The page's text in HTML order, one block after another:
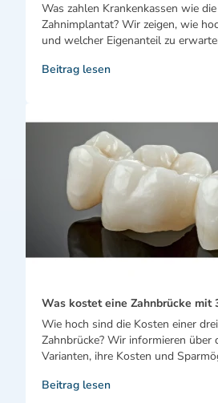
Was zahlen Krankenkassen wie
Zahnimplantat? Wir zeigen, wie
und welcher Eigenanteil zu
Beitrag lesen
Was kostet eine Zahnbrücke mit
Wie hoch sind die Kosten einer
Zahnbrücke? Wir informieren über
Varianten, ihre Kosten und
Beitrag lesen